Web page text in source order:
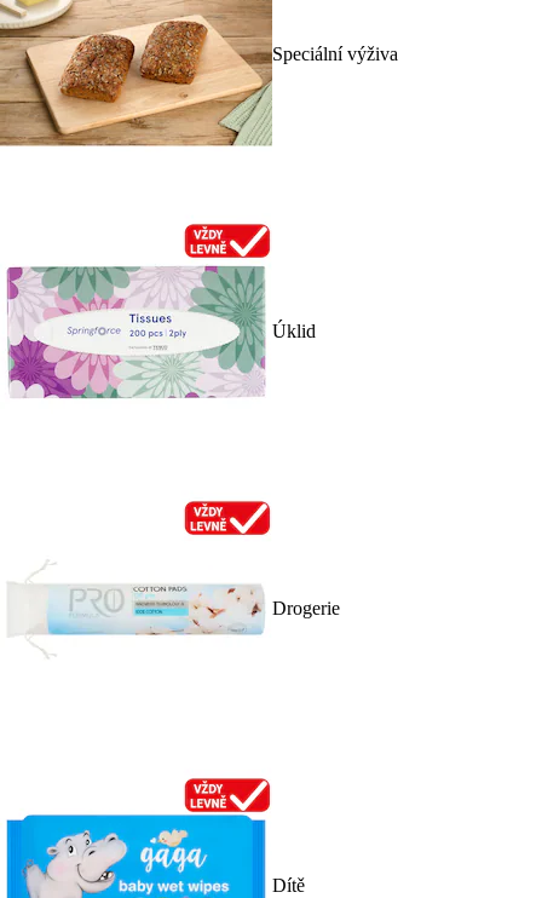
Speciální výživa
Úklid
Drogerie
Dítě